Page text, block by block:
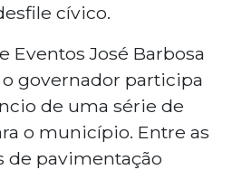
cívico.
Eventos José Barbosa
o governador participa
de uma série de
o município. Entre as
de pavimentação